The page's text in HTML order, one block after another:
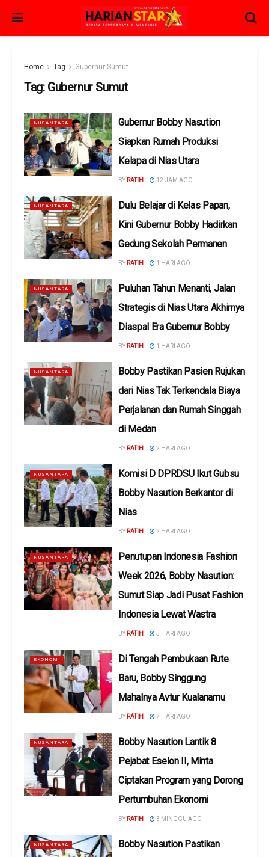
Home Tag Gubernur Sumut
Tag: Gubernur Sumut
NUSANTARA
Gubernur Bobby Nasution
Siapkan Rumah Produksi
Kelapa di Nias Utara
BY RATIH 12 JAM AGO
NUSANTARA
Dulu Belajar di Kelas Papan,
Kini Gubernur Bobby Hadirkan
Gedung Sekolah Permanen
BY RATIH 1 HARI AGO
NUSANTARA
Puluhan Tahun Menanti, Jalan
Strategis di Nias Utara Akhirnya
Diaspal Era Gubernur Bobby
BY RATIH 1 HARI AGO
NUSANTARA
Bobby Pastikan Pasien Rujukan
dari Nias Tak Terkendala Biaya
Perjalanan dan Rumah Singgah
di Medan
BY RATIH 2 HARI AGO
NUSANTARA
Komisi D DPRDSU Ikut Gubsu
Bobby Nasution Berkantor di
Nias
BY RATIH 2 HARI AGO
NUSANTARA
Penutupan Indonesia Fashion
Week 2026, Bobby Nasution:
Sumut Siap Jadi Pusat Fashion
Indonesia Lewat Wastra
BY RATIH 5 HARI AGO
EKONOMI
Di Tengah Pembukaan Rute
Baru, Bobby Singgung
Mahalnya Avtur Kualanamu
BY RATIH 7 HARI AGO
NUSANTARA
Bobby Nasution Lantik 8
Pejabat Eselon II, Minta
Ciptakan Program yang Dorong
Pertumbuhan Ekonomi
BY RATIH 3 MINGGU AGO
NUSANTARA
Bobby Nasution Pastikan